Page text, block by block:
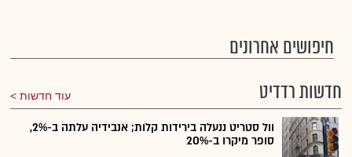
חיפושים אחרונים
חדשות רדדיט
עוד חדשות
וול סטריט ננעלה בירידות קלות; אנבידיה עלתה ב-2%,
סופר מיקרו ב-20%